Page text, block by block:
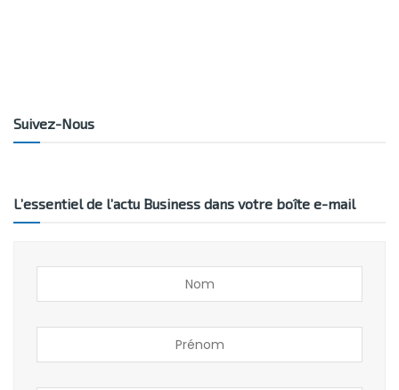
Suivez-Nous
L’essentiel de l’actu Business dans votre boîte e-mail